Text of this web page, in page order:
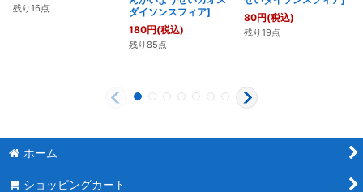
残り16点
ダイソンスフィア]
180円(税込)
残り85点
80円(税込)
残り19点
ホーム
ショッピングカート